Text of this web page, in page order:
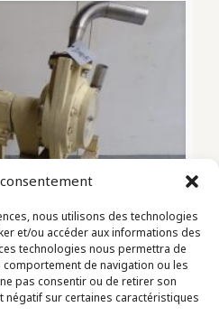
nous utilisons des technologies
et/ou accéder aux informations des
technologies nous permettra de
de navigation ou les
pas consentir ou de retirer son
négatif sur certaines caractéristiques